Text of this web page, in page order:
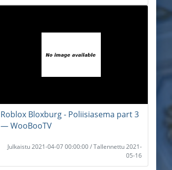
Roblox Bloxburg - Poliisiasema part 3
― WooBooTV
Julkaistu 2021-04-07 00:00:00 / Tallennettu 2021-
05-16